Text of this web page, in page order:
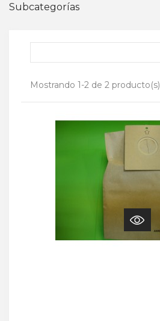
Subcategorías
Mostrando 1-2 de 2 producto(s)